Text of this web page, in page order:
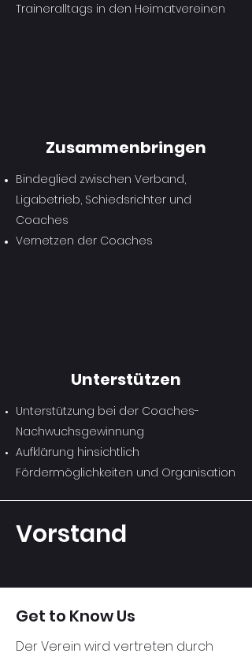
Traineralltags in den Heimatvereinen
Zusammenbringen
Bindeglied zwischen Verband,
Ligabetrieb, Schiedsrichter und
Coaches
Vernetzen der Coaches
Unterstützen
Unterstützung bei der Coaches-
Nachwuchsgewinnung
Aufklärung hinsichtlich
Fördermöglichkeiten und Organisation
Vorstand
Get to Know Us
Der Verein wird vertreten durch